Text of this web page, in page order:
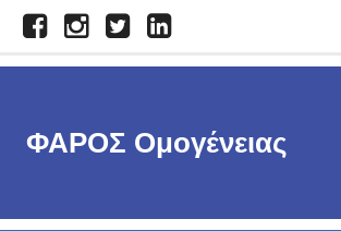
FacebookInstagramTwitterLinkedIn
ΦΑΡΟΣ Ομογένειας